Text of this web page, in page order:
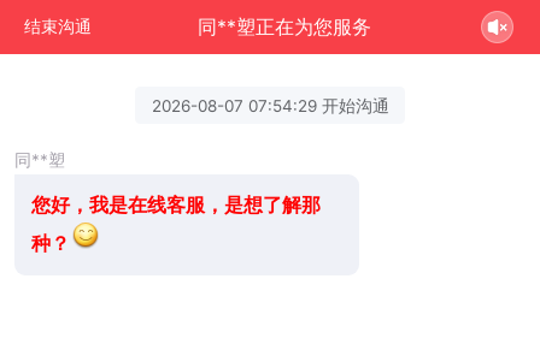
结束沟通 同**塑正在为您服务
2026-08-07 07:54:29 开始沟通
同**塑
您好，我是在线客服，是想了解那
种？